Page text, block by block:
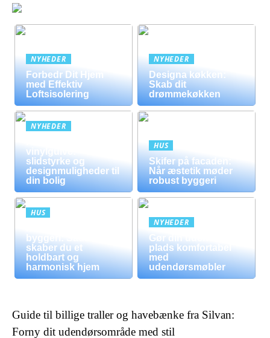
NYHEDER
Forbedr Dit Hjem
med Effektiv
Loftsisolering
NYHEDER
Designa køkken:
Skab dit
drømmekøkken
NYHEDER
vinylgulve:
slidstyrke og
designmuligheder til
din bolig
HUS
Skifer på facaden:
Når æstetik møder
robust byggeri
HUS
byggeri: Sådan
skaber du et
holdbart og
harmonisk hjem
NYHEDER
Gør din udendørs
plads komfortabel
med
udendørsmøbler
Guide til billige traller og havebænke fra Silvan:
Forny dit udendørsområde med stil